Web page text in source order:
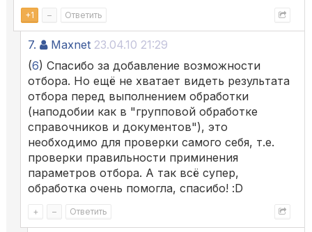
+1 – Ответить
7. Maxnet 23.04.10 21:29
(6) Спасибо за добавление возможности
отбора. Но ещё не хватает видеть результата
отбора перед выполнением обработки
(наподобии как в "групповой обработке
справочников и документов"), это
необходимо для проверки самого себя, т.е.
проверки правильности приминения
параметров отбора. А так всё супер,
обработка очень помогла, спасибо! :D
+ – Ответить